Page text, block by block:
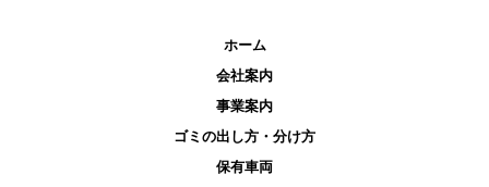
ホーム
会社案内
事業案内
ゴミの出し方・分け方
保有車両